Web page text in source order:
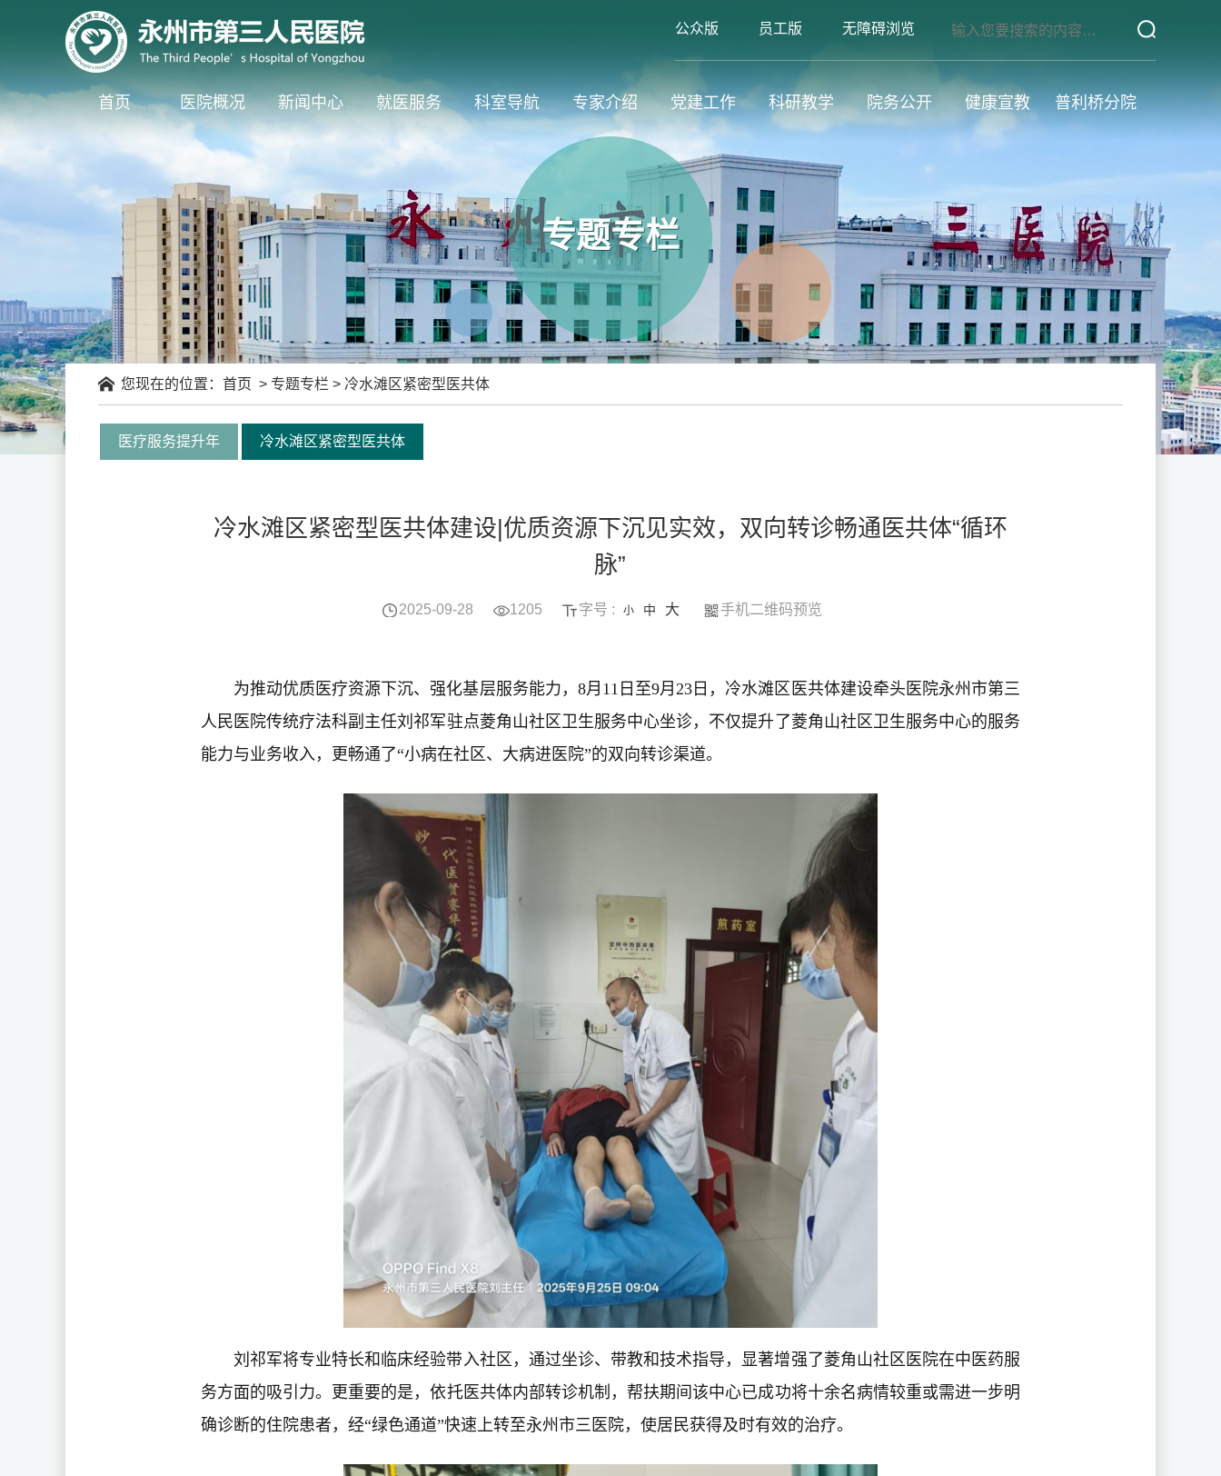
公众版 员工版 无障碍浏览
首页 医院概况 新闻中心 就医服务 科室导航 专家介绍 党建工作 科研教学 院务公开 健康宣教 普利桥分院
专题专栏
您现在的位置： 首页 > 专题专栏 > 冷水滩区紧密型医共体
医疗服务提升年 冷水滩区紧密型医共体
冷水滩区紧密型医共体建设|优质资源下沉见实效，双向转诊畅通医共体“循环
脉”
2025-09-28 1205 字号 : 小 中 大 手机二维码预览
为推动优质医疗资源下沉、强化基层服务能力，8月11日至9月23日，冷水滩区医共体建设牵头医院永州市第三
人民医院传统疗法科副主任刘祁军驻点菱角山社区卫生服务中心坐诊，不仅提升了菱角山社区卫生服务中心的服务
能力与业务收入，更畅通了“小病在社区、大病进医院”的双向转诊渠道。
刘祁军将专业特长和临床经验带入社区，通过坐诊、带教和技术指导，显著增强了菱角山社区医院在中医药服
务方面的吸引力。更重要的是，依托医共体内部转诊机制，帮扶期间该中心已成功将十余名病情较重或需进一步明
确诊断的住院患者，经“绿色通道”快速上转至永州市三医院，使居民获得及时有效的治疗。